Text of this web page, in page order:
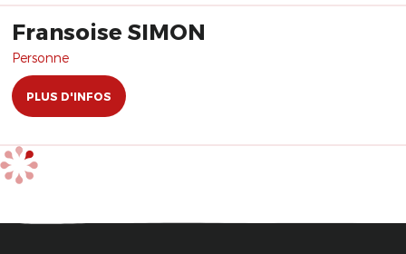
Fransoise SIMON
Personne
PLUS D'INFOS